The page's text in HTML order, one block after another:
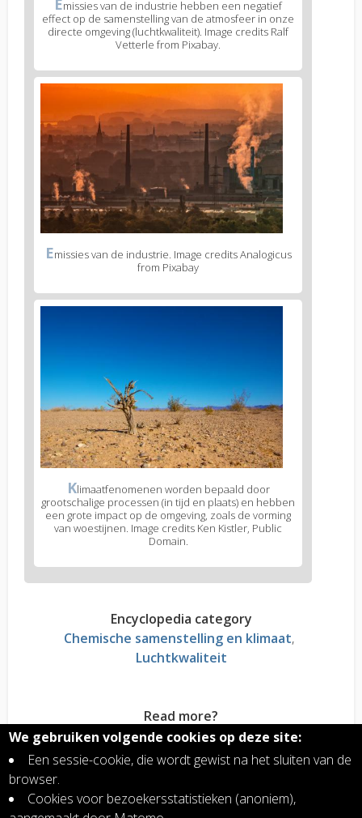
Emissies van de industrie hebben een negatief
effect op de samenstelling van de atmosfeer in onze
directe omgeving (luchtkwaliteit). Image credits Ralf
Vetterle from Pixabay.
Emissies van de industrie. Image credits Analogicus
from Pixabay
Klimaatfenomenen worden bepaald door
grootschalige processen (in tijd en plaats) en hebben
een grote impact op de omgeving, zoals de vorming
van woestijnen. Image credits Ken Kistler, Public
Domain.
Encyclopedia category
Chemische samenstelling en klimaat
Luchtkwaliteit
Read more?
Stratosferische aerosolen, invloed op het klimaat
van de Aarde
Stikstofdioxide NO2, een vervuilend gas, komt
vrij bij verbrandingsprocessen
1 procent van de atmosfeer bepaalt
We gebruiken volgende cookies op deze site:
Een sessie-cookie, die wordt gewist na het sluiten van de
browser.
Cookies voor bezoekersstatistieken (anoniem),